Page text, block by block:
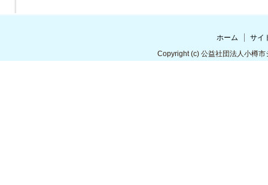
ホーム
サイ
Copyright(c) 公益社団法人小樽市